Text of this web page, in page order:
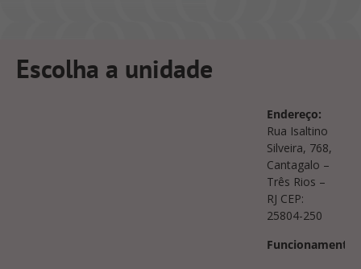
Escolha a unidade
Endereço:
Rua Isaltino
Silveira, 768,
Cantagalo –
Três Rios –
RJ CEP:
25804-250
Funcionamento: